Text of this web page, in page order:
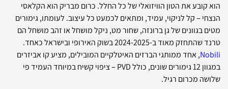
הוא קובע את הטון הוויזואלי של כל החלל. כרום מבריק הוא הקלאסי
הנצחי – קל לניקוי, עמיד, ומתאים לכמעט כל עיצוב. לעומתו, גימורים
מטים בגוונים של גן ברונזה, שחור מט, ניקל מושחל או זהב מושחל הם
טרנד שהתחזק מאוד ב-2024-2025 בשוק האירופי ובישראל כאחד.
Nobili, אחד ממותגי הברזים האיטלקיים המובילים, מציע קו אביזרים
במגוון 12 גימורים שונים, כולל PVD – ציפוי קשיח במיוחד העמיד פי
שלושה מכרום רגיל.